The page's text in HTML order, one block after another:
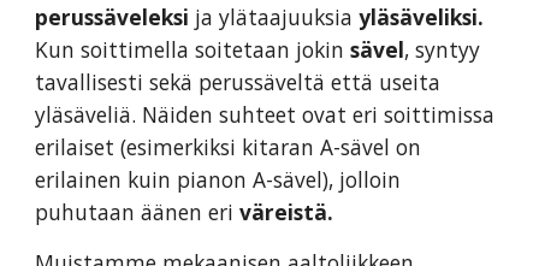
perussäveleksi ja ylätaajuuksia yläsäveliksi.
Kun soittimella soitetaan jokin sävel, syntyy
tavallisesti sekä perussäveltä että useita
yläsäveliä. Näiden suhteet ovat eri soittimissa
erilaiset (esimerkiksi kitaran A-sävel on
erilainen kuin pianon A-sävel), jolloin
puhutaan äänen eriväreistä.